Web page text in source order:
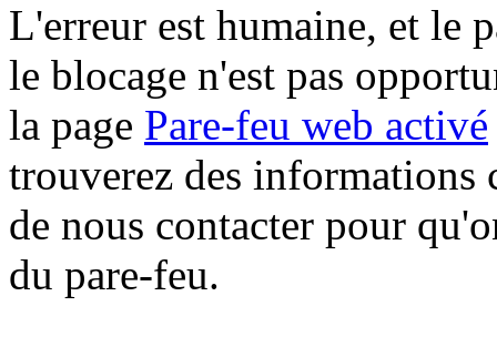
L'erreur est humaine, et le
le blocage n'est pas
la page Pare-feu web activé
trouverez des informations
de nous contacter pour
du pare-feu.